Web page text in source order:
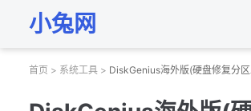
小兔网
首页 > 系统工具 > DiskGenius海外版(硬盘修复分